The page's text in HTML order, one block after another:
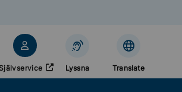
Öppnas i nytt fönster
Lyssna Translate